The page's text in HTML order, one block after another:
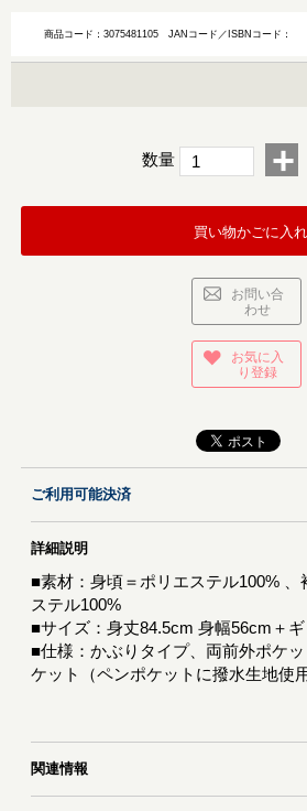
商品コード：3075481105JANコード／ISBNコード：
数量 +
買い物かごに入
お問い合
わせ
お気に入
り登録
ご利用可能決済
詳細説明
■素材：身頃＝ポリエステル100% 、
ステル100%
■サイズ：身丈84.5cm 身幅56cm＋
■仕様：かぶりタイプ、両前外ポケ
ケット（ペンポケットに撥水生地使
関連情報